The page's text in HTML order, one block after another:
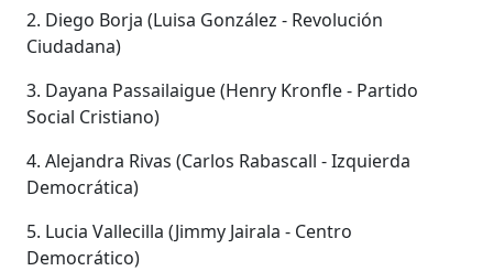
2. Diego Borja (Luisa González - Revolución
Ciudadana)
3. Dayana Passailaigue (Henry Kronfle - Partido
Social Cristiano)
4. Alejandra Rivas (Carlos Rabascall - Izquierda
Democrática)
5. Lucia Vallecilla (Jimmy Jairala - Centro
Democrático)